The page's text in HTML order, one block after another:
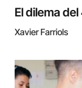
El dilema del
Xavier Farriols